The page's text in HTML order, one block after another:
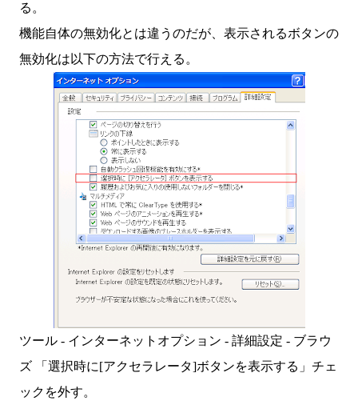
る。
機能自体の無効化とは違うのだが、表示されるボタンの
無効化は以下の方法で行える。
ツール - インターネットオプション - 詳細設定 - ブラウ
ズ 「選択時に[アクセラレータ]ボタンを表示する」チェ
ックを外す。